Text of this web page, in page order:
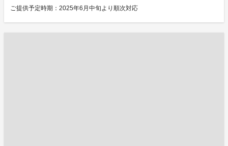
ご提供予定時期：2025年6月中旬より順次対応